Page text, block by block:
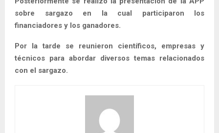
sobre sargazo en la cual participaron los
financiadores y los ganadores.
Por la tarde se reunieron científicos, empresas y
técnicos para abordar diversos temas relacionados
con el sargazo.